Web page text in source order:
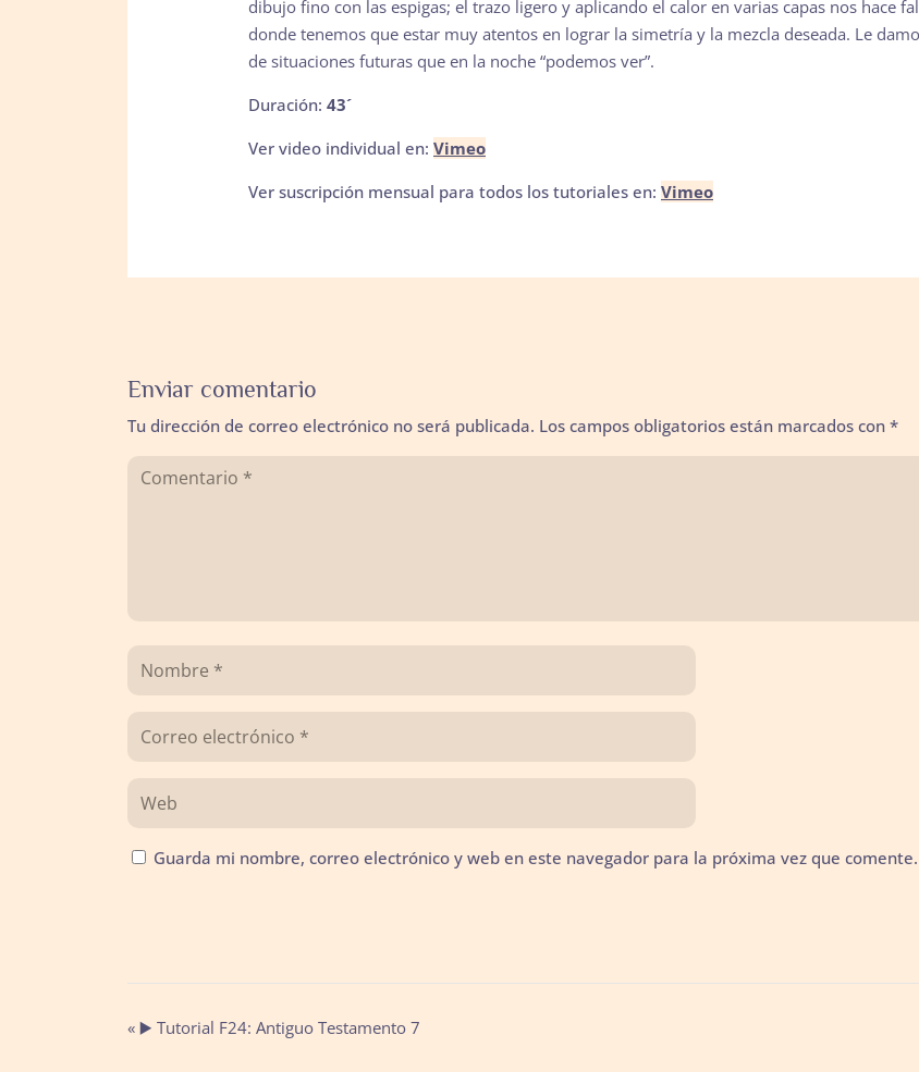
dibujo fino con las espigas; el trazo ligero y aplicando el calor en varias capas nos hace
donde tenemos que estar muy atentos en lograr la simetría y la mezcla deseada. Le
de situaciones futuras que en la noche “podemos ver”.
Duración: 43´
Ver video individual en: Vimeo
Ver suscripción mensual para todos los tutoriales en: Vimeo
Enviar comentario
Tu dirección de correo electrónico no será publicada. Los campos obligatorios están marcados con *
Guarda mi nombre, correo electrónico y web en este navegador para la próxima vez que comente.
Navegación
« ▶️ Tutorial F24: Antiguo Testamento 7